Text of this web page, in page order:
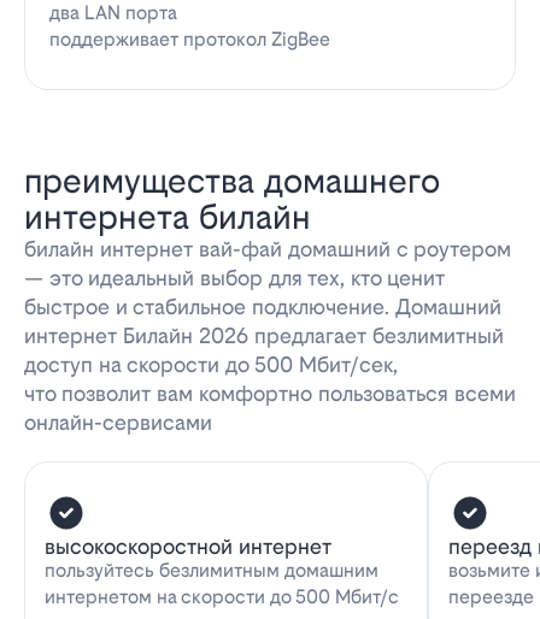
два LAN порта
поддерживает протокол ZigBee
преимущества домашнего
интернета билайн
билайн интернет вай-фай домашний с роутером
— это идеальный выбор для тех, кто ценит
быстрое и стабильное подключение. Домашний
интернет Билайн 2026 предлагает безлимитный
доступ на скорости до 500 Мбит/сек,
что позволит вам комфортно пользоваться всеми
онлайн-сервисами
высокоскоростной интернет
пользуйтесь безлимитным домашним
интернетом на скорости до 500 Мбит/с
переезд
возьмите
переезде